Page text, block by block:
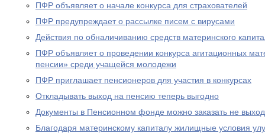
ПФР объявляет о начале конкурса для страхователей
ПФР предупреждает о рассылке писем с вирусами
Действия по обналичиванию средств материнского
ПФР объявляет о проведении конкурса агитационных
пенсии» среди учащейся молодежи
ПФР приглашает пенсионеров для участия в конкурсах
Откладывать выход на пенсию теперь выгодно
Документы в Пенсионном фонде можно заказать не
Благодаря материнскому капиталу жилищные условия